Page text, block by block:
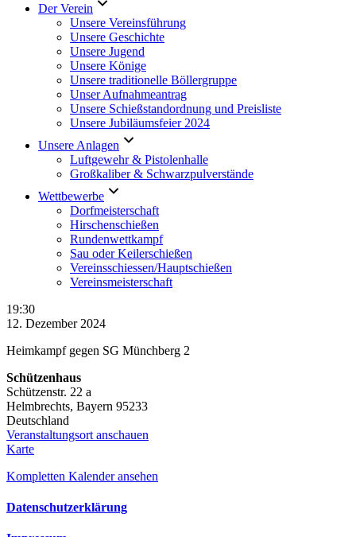
Der Verein
Unsere Vereinsführung
Unsere Geschichte
Unsere Jugend
Unsere Könige
Unsere traditionelle Böllergruppe
Unser Aufnahmeantrag
Unsere Schießstandordnung und Preisliste
Unsere Jubiläumsfeier 2024
Unsere Anlagen
Luftgewehr & Pistolenhalle
Großkaliber & Schwarzpulverstände
Wettbewerbe
Dorfmeisterschaft
Hirschenschießen
Rundenwettkampf
Sau oder Keilerschießen
Vereinsschiessen/Hauptschießen
Vereinsmeisterschaft
Rundenwettkampf
Luftpistole
19:30
12. Dezember 2024
Heimkampf gegen SG Münchberg 2
Schützenhaus
Schützenstr. 22 a
Helmbrechts, Bayern 95233
Deutschland
Veranstaltungsort anschauen
KarteSchützenhaus
Kompletten Kalender ansehen
Datenschutzerklärung